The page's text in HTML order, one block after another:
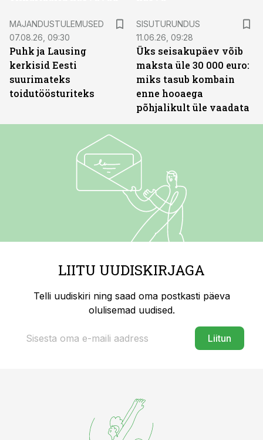
MAJANDUSTULEMUSED
07.08.26, 09:30
Puhk ja Lausing
kerkisid Eesti
suurimateks
toidutöösturiteks
SISUTURUNDUS
11.06.26, 09:28
Üks seisakupäev võib
maksta üle 30 000 euro:
miks tasub kombain
enne hooaega
põhjalikult üle vaadata
LIITU UUDISKIRJAGA
Telli uudiskiri ning saad oma postkasti päeva
olulisemad uudised.
Liitun